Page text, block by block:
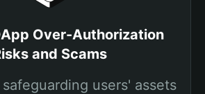
Over-Authorization
and Scams
users' assets